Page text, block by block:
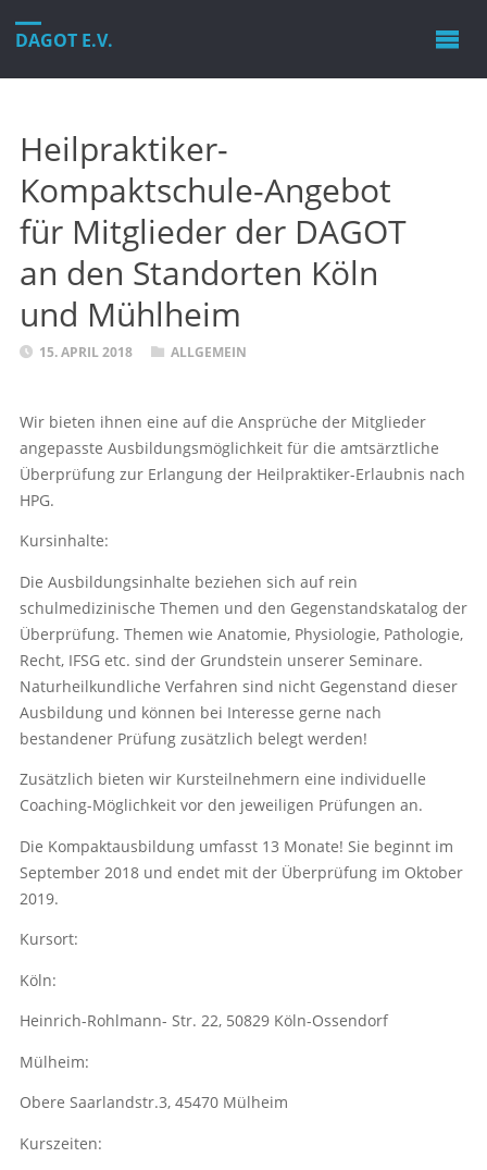
DAGOT E.V.
Heilpraktiker-
Kompaktschule-Angebot
für Mitglieder der DAGOT
an den Standorten Köln
und Mühlheim
15. APRIL 2018 ALLGEMEIN
Wir bieten ihnen eine auf die Ansprüche der Mitglieder
angepasste Ausbildungsmöglichkeit für die amtsärztliche
Überprüfung zur Erlangung der Heilpraktiker-Erlaubnis nach
HPG.
Kursinhalte:
Die Ausbildungsinhalte beziehen sich auf rein
schulmedizinische Themen und den Gegenstandskatalog der
Überprüfung. Themen wie Anatomie, Physiologie, Pathologie,
Recht, IFSG etc. sind der Grundstein unserer Seminare.
Naturheilkundliche Verfahren sind nicht Gegenstand dieser
Ausbildung und können bei Interesse gerne nach
bestandener Prüfung zusätzlich belegt werden!
Zusätzlich bieten wir Kursteilnehmern eine individuelle
Coaching-Möglichkeit vor den jeweiligen Prüfungen an.
Die Kompaktausbildung umfasst 13 Monate! Sie beginnt im
September 2018 und endet mit der Überprüfung im Oktober
2019.
Kursort:
Köln:
Heinrich-Rohlmann- Str. 22, 50829 Köln-Ossendorf
Mülheim:
Obere Saarlandstr.3, 45470 Mülheim
Kurszeiten: